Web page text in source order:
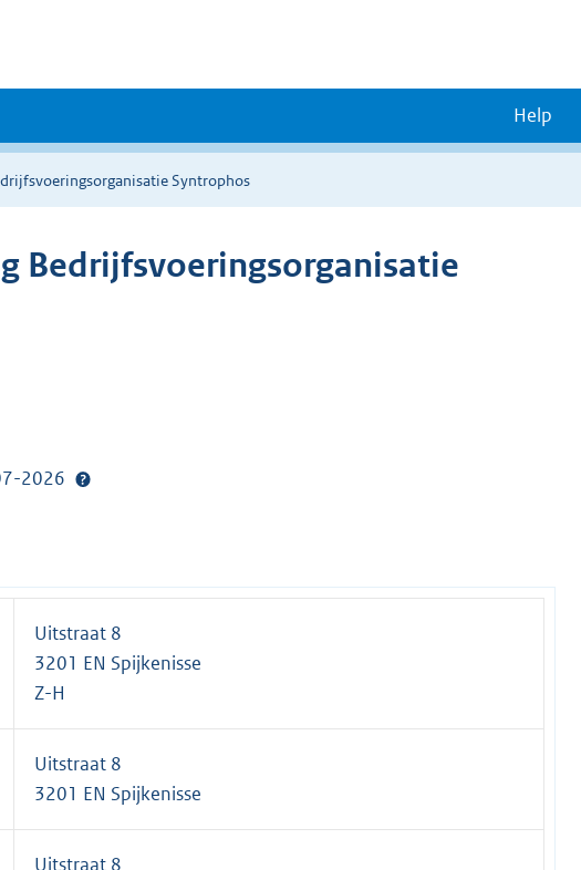
Help
Syntrophos
Bedrijfsvoeringsorganisatie
2026
Uitstraat 8
3201 EN Spijkenisse
Z-H
Uitstraat 8
3201 EN Spijkenisse
Uitstraat 8